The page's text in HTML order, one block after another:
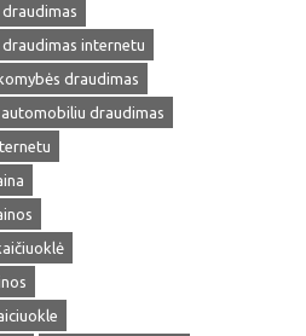
internetu
draudimas
automobiliu draudimas